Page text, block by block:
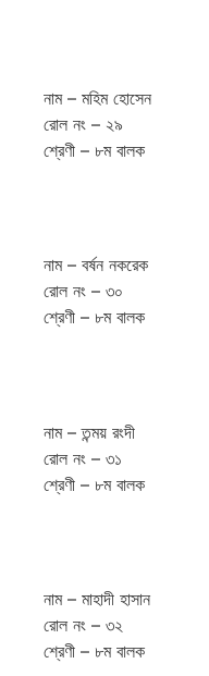
নাম – মহিম হোসেন
রোল নং – ২৯
শ্রেণী – ৮ম বালক
নাম – বর্ষন নকরেক
রোল নং – ৩০
শ্রেণী – ৮ম বালক
নাম – তন্ময় রংদী
রোল নং – ৩১
শ্রেণী – ৮ম বালক
নাম – মাহাদী হাসান
রোল নং – ৩২
শ্রেণী – ৮ম বালক